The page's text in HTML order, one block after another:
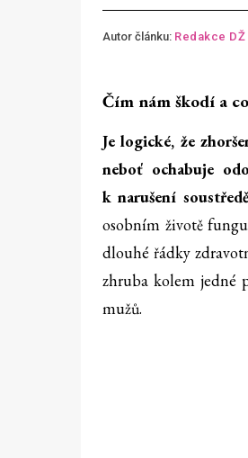
Autor článku: Redakce DŽ
Čím nám škodí a
Je logické, že
neboť ochabuje
k narušení
osobním životě
dlouhé řádky
zhruba kolem jedné
mužů.